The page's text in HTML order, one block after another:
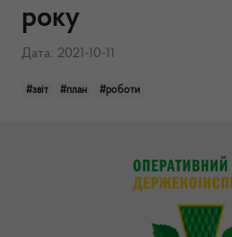
року
Дата: 2021-10-11
#звіт #план #роботи